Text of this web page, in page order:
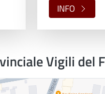
INFO
Vigili del